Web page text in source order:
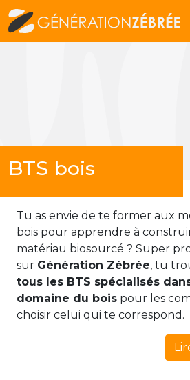
BTS bois
Tu as envie de te former aux
bois pour apprendre à
matériau biosourcé ? Super
sur Génération Zébrée, tu
tous les BTS spécialisés
domaine du bois pour les
choisir celui qui te correspond.